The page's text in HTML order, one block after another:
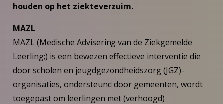
houden op het ziekteverzuim.
MAZL
MAZL (Medische Advisering van de Ziekgemelde
Leerling;) is een bewezen effectieve interventie die
door scholen en jeugdgezondheidszorg (JGZ)-
organisaties, ondersteund door gemeenten, wordt
toegepast om leerlingen met (verhoogd)